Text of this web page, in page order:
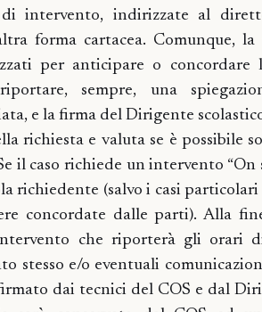
intervento, indirizzate al
forma cartacea. Comunque,
per anticipare o
sempre, una
e la firma del Dirigente
richiesta e valuta se è possibile
il caso richiede un intervento “On
richiedente (salvo i casi
concordate dalle parti). Alla
che riporterà gli orari
stesso e/o eventuali
dai tecnici del COS e dal